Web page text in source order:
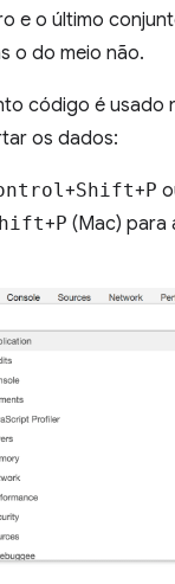
e o último
o do meio não.
código é usado
os dados:
+Shift+P
+P (Mac) para